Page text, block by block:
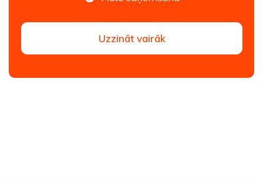
Uzzināt vairāk